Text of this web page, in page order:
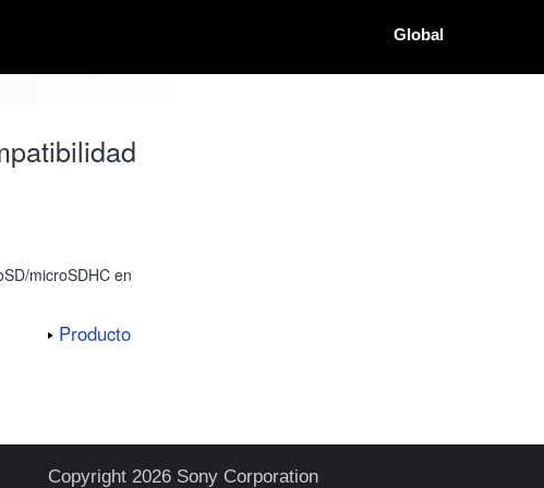
Global
microSDHC en
Producto
Copyright 2026 Sony Corporation